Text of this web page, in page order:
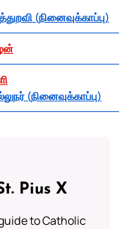
(நினைவுக்காப்பு)
(நினைவுக்காப்பு)
Pius X
to Catholic